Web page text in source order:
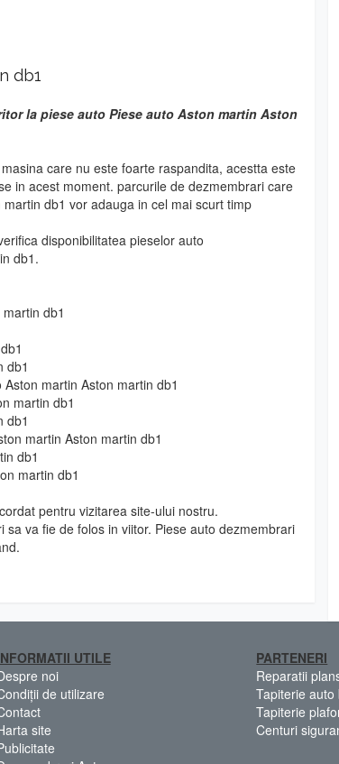
db1
la piese auto Piese auto Aston martin Aston
care nu este foarte raspandita, acestta este
in acest moment. parcurile de dezmembrari care
db1 vor adauga in cel mai scurt timp
disponibilitatea pieselor auto
db1.
db1
db1
martin Aston martin db1
martin db1
db1
martin Aston martin db1
db1
martin db1
pentru vizitarea site-ului nostru.
va fie de folos in viitor. Piese auto dezmembrari
UTILE
noi
de utilizare
site
PARTENERI
Reparatii
Tapiterie auto
Tapiterie
Centuri